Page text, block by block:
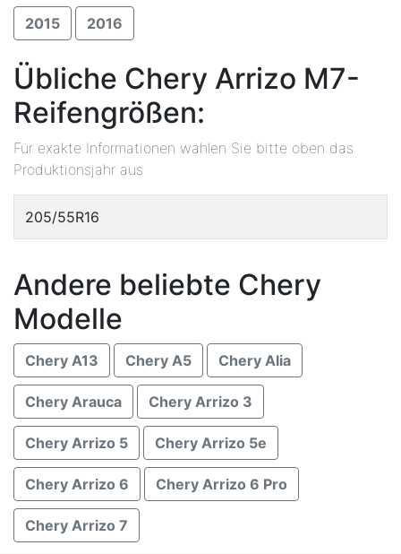
2015 2016
Übliche Chery Arrizo M7-
Reifengrößen:
Für exakte Informationen wählen Sie bitte oben das
Produktionsjahr aus
205/55R16
Andere beliebte Chery
Modelle
Chery A13 Chery A5 Chery Alia
Chery Arauca Chery Arrizo 3
Chery Arrizo 5 Chery Arrizo 5e
Chery Arrizo 6 Chery Arrizo 6 Pro
Chery Arrizo 7